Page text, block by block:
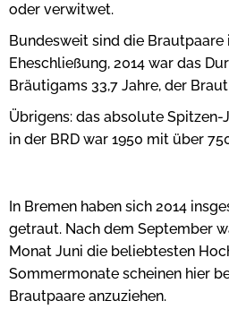
oder verwitwet.
Bundesweit sind die
Eheschließung, 2014 war das
Bräutigams 33,7 Jahre, der Braut
Übrigens: das absolute Spitzen-
in der BRD war 1950 mit über
In Bremen haben sich 2014
getraut. Nach dem September
Monat Juni die beliebtesten
Sommermonate scheinen hier
Brautpaare anzuziehen.